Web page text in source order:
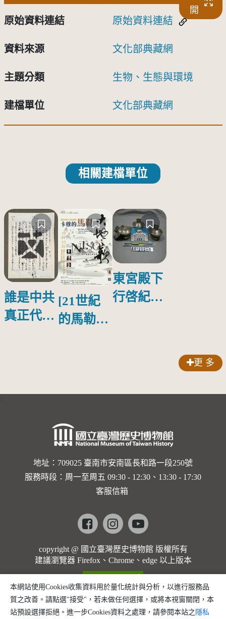
開
原始資料連結 原始資料連結
資料來源 文化部典藏網
主題分類 生物、生態與環境
建檔單位 文化部典藏網
相關建檔單位
誰是中共
真正代言
[21世紀
的馬勒、
的依戀—
勒大地之
歌]【對
世界與生
命的依戀
馬勒大地
之歌】
東宮殿下
行啓紀念
更 多
地址：709025 臺南市安南區長和路一段250號
服務時段：周一至周五 09:30 - 12:30、13:30 - 17:30
客服信箱
Facebookinstagramyoutube
copyright @ 國立臺灣歷史博物館 版權所有
建議瀏覽器 Firefox、Chrome、edge 以上版本
本網站使用Cookies收集資料用於量化統計與分析，以進行服務品
質之改善。請點選"接受"，若未做任何選擇，或將本視窗關閉，本
站預設選擇拒絕。進一步Cookies資料之處理，請參閱本站之 隱私